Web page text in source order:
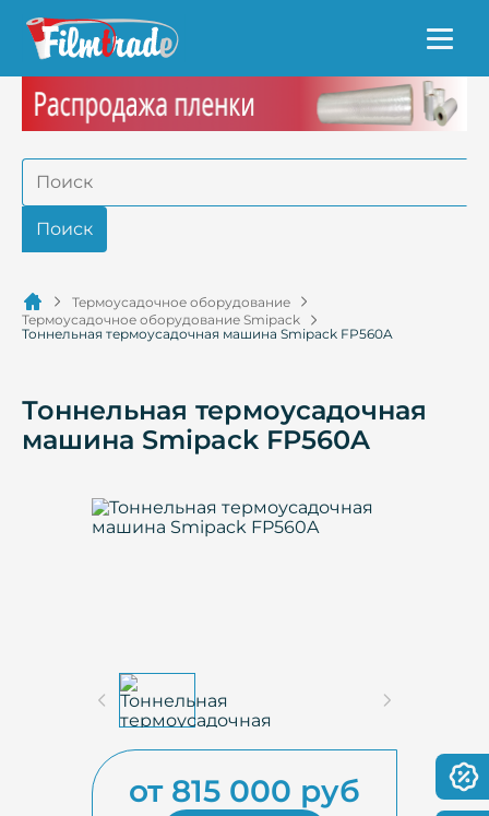
Термоусадочное оборудование
Термоусадочное оборудование Smipack
Тоннельная термоусадочная машина Smipack FP560A
Тоннельная термоусадочная
машина Smipack FP560A
от 815 000 руб